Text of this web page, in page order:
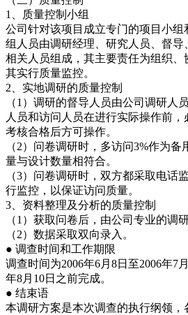
1、质量控制小组
公司针对该项目成立专门的项目小
组人员由调研经理、研究人员、督
相关人员组成，其主要责任为组织
其实行质量监控。
2、实地调研的质量控制
（1）调研的督导人员由公司调研人
人员和访问人员在进行实际操作前
考核合格后方可操作。
（2）问卷调研时，多访问3%作为
量与设计数量相符合。
（3）问卷调研时，双方都采取电话
行监控，以保证访问质量。
3、资料整理及分析的质量控制
（1）获取问卷后，由公司专业的调
（2）数据采取双向录入。
● 调查时间和工作期限
调查时间为2006年6月8日至2006年7
年8月10日之前完成。
● 结束语
本调研方案是本次调查的执行纲领